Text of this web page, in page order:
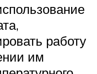
работу
им